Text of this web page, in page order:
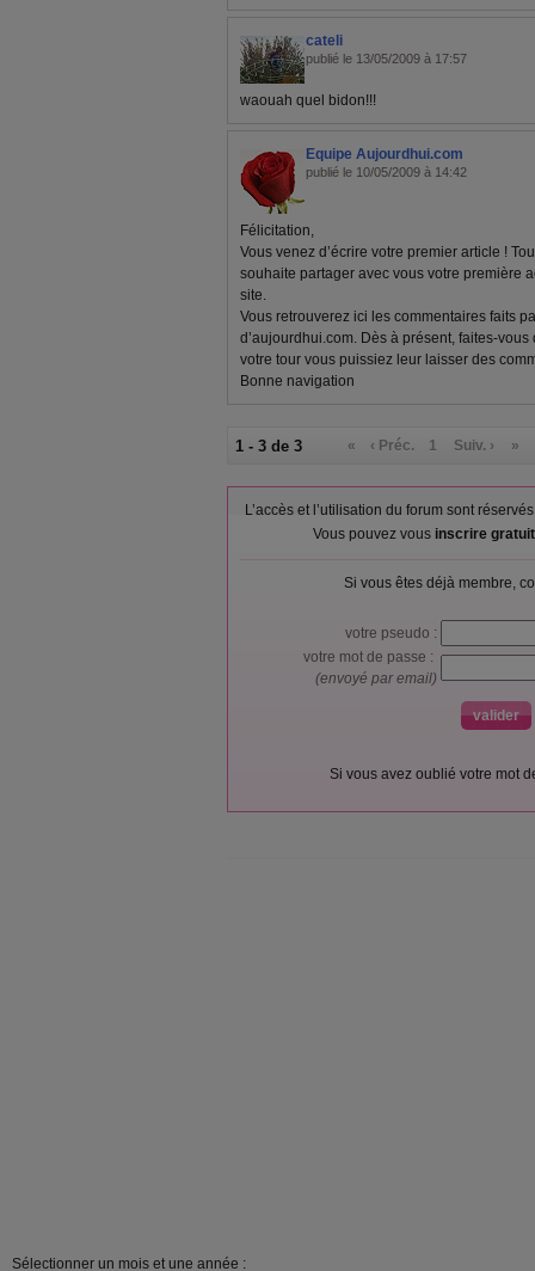
cateli
publié le 13/05/2009 à 17:57
waouah quel bidon!!!
Equipe Aujourdhui.com
publié le 10/05/2009 à 14:42
Félicitation,
Vous venez d’écrire votre premier article !
souhaite partager avec vous votre première
site.
Vous retrouverez ici les commentaires faits
d’aujourdhui.com. Dès à présent, faites-
votre tour vous puissiez leur laisser des
Bonne navigation
1 - 3 de 3 « ‹ Préc. 1 Suiv. › »
L’accès et l’utilisation du forum sont
Vous pouvez vous inscrire
Si vous êtes déjà membre,
votre pseudo :
votre mot de passe :
(envoyé par email)
Si vous avez oublié votre mot
Sélectionner un mois et une année :